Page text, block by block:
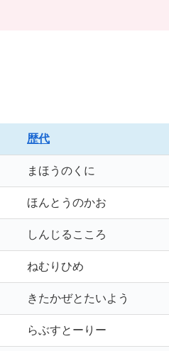
歴代
まほうのくに
ほんとうのかお
しんじるこころ
ねむりひめ
きたかぜとたいよう
らぶすとーりー